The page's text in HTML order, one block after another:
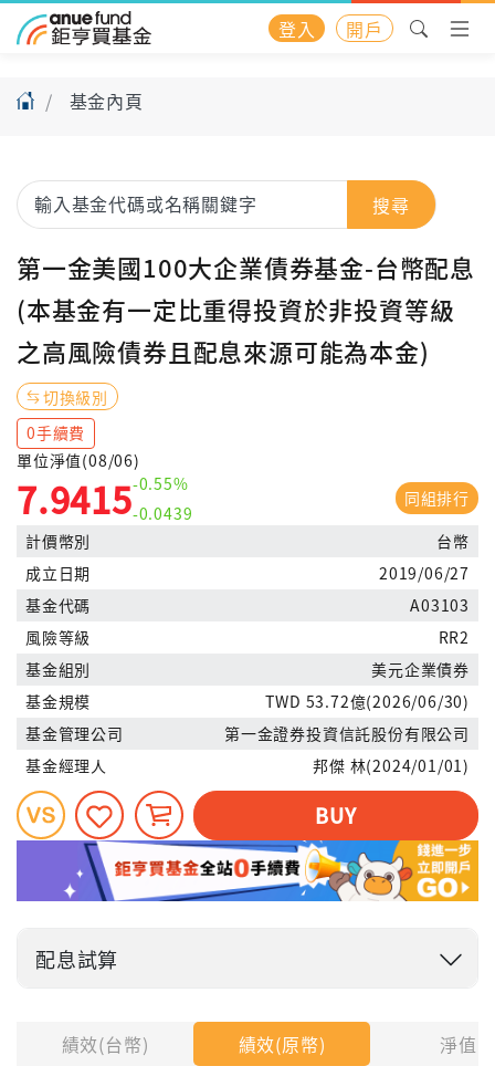
登入 開戶
基金內頁
績效(台幣) 績效(原幣)
淨值
搜尋
第一金美國100大企業債券基金-台幣配息
(本基金有一定比重得投資於非投資等級
之高風險債券且配息來源可能為本金)
切換級別
0手續費
單位淨值(08/06)
7.9415-0.55%
-0.0439
同組排行
計價幣別
台幣
成立日期
2019/06/27
基金代碼
A03103
風險等級
RR2
基金組別
美元企業債券
基金規模
TWD 53.72億(2026/06/30)
基金管理公司
第一金證券投資信託股份有限公司
基金經理人
邦傑 林(2024/01/01)
BUY
配息試算